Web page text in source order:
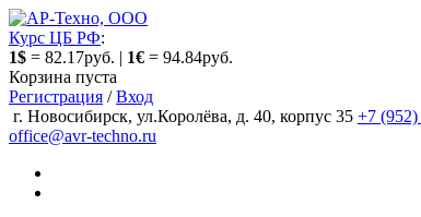
Курс ЦБ РФ:
1$ = 82.17руб. | 1€ = 94.84руб.
Корзина пуста
Регистрация /Вход
г. Новосибирск, ул.Королёва, д. 40, корпус 35 +7
office@avr-techno.ru